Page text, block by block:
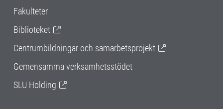
Fakulteter
Biblioteket
Centrumbildningar och samarbetsprojekt
Gemensamma verksamhetsstödet
SLU Holding